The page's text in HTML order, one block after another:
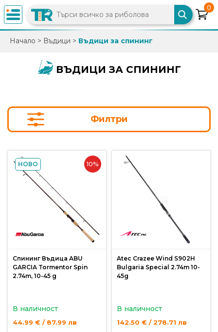
×
info@trfish.com
Регистрация
Промоции
Захранки
и
добавки
Макари
0
Начало > Въдици > Въдици за спининг
ВЪДИЦИ ЗА СПИНИНГ
Филтри
НОВО 10%
Спининг Въдица ABU
GARCIA Tormentor Spin
2.74m, 10-45 g
В наличност
44.99 € / 87.99 лв
Atec Crazee Wind S902H
Bulgaria Special 2.74m 10-
45g
В наличност
142.50 € / 278.71 лв